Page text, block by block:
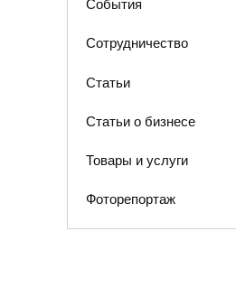
События
Сотрудничество
Статьи
Статьи о бизнесе
Товары и услуги
Фоторепортаж